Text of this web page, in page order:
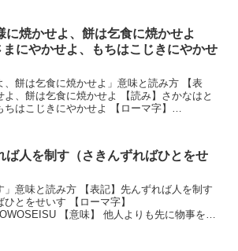
に焼かせよ、餅は乞食に焼かせよ
まにやかせよ、もちはこじきにやかせ
餅は乞食に焼かせよ」意味と読み方 【表
よ、餅は乞食に焼かせよ 【読み】さかなはと
はこじきにやかせよ 【ローマ字】
ば人を制す（さきんずればひとをせ
【表記】先んずれば人を制す
ひとをせいす 【ローマ字】
人よりも先に物事を行